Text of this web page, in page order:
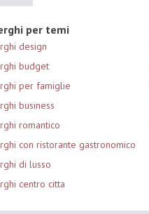
per temi
design
budget
per famiglie
business
romantico
con ristorante gastronomico
di lusso
centro citta